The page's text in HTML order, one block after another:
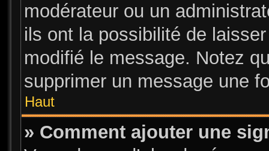
modérateur ou un
ils ont la possibilité de
modifié le message. Notez
supprimer un message une
Haut
» Comment ajouter une